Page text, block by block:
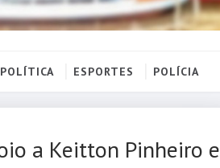
POLÍTICA ESPORTES POLÍCIA
a Keitton Pinheiro e